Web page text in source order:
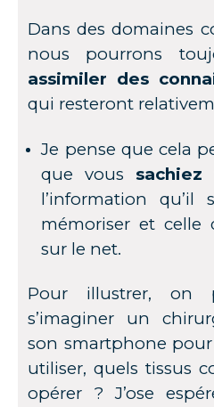
Dans des domaines
nous pourrons
assimiler des
qui resteront
Je pense que cela
que vous
l’information qu’il
mémoriser et celle
sur le net.
Pour illustrer, on
s’imaginer un
son smartphone
utiliser, quels tissus
opérer ? J’ose